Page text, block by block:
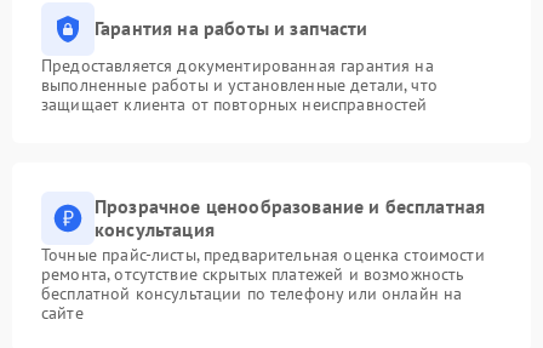
Гарантия на работы и запчасти
Предоставляется документированная гарантия на
выполненные работы и установленные детали, что
защищает клиента от повторных неисправностей
Прозрачное ценообразование и бесплатная
консультация
Точные прайс-листы, предварительная оценка стоимости
ремонта, отсутствие скрытых платежей и возможность
бесплатной консультации по телефону или онлайн на
сайте